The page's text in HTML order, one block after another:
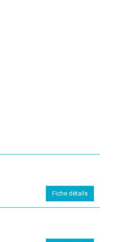
Fiche détails